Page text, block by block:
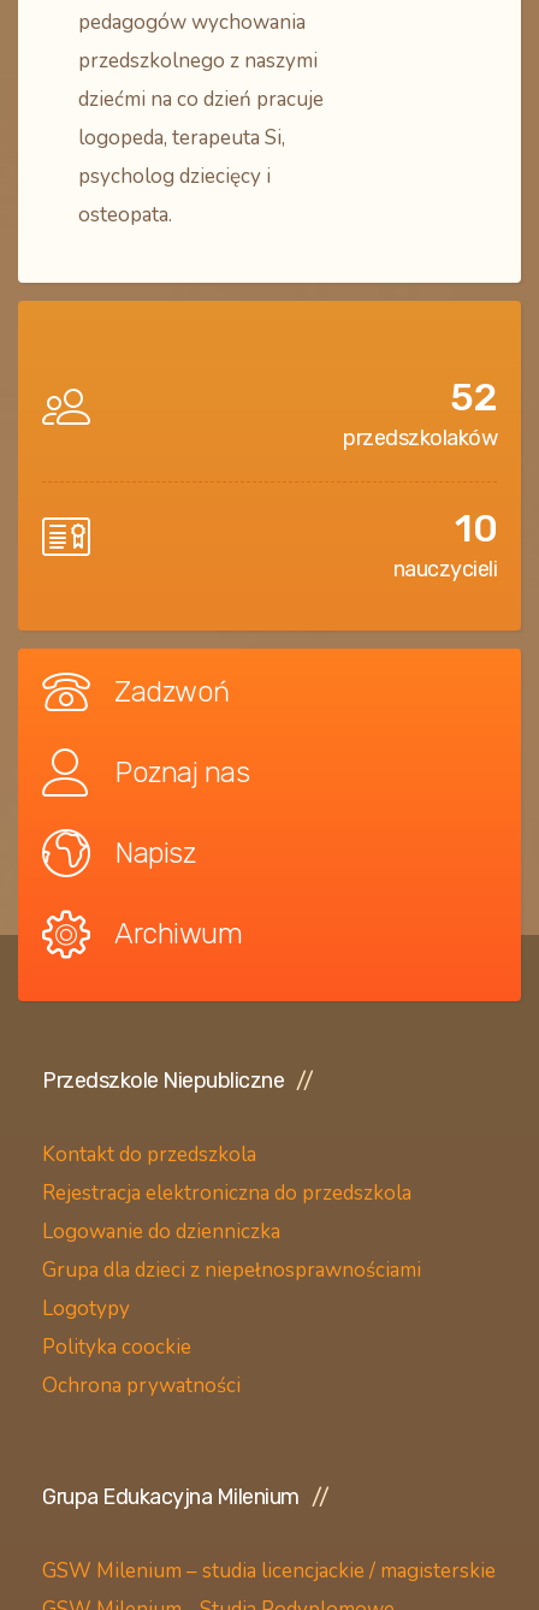
pedagogów wychowania
przedszkolnego z naszymi
dziećmi na co dzień pracuje
logopeda, terapeuta Si,
psycholog dziecięcy i
osteopata.
52
przedszkolaków
10
nauczycieli
Zadzwoń
Poznaj nas
Napisz
Archiwum
Przedszkole Niepubliczne
Kontakt do przedszkola
Rejestracja elektroniczna do przedszkola
Logowanie do dzienniczka
Grupa dla dzieci z niepełnosprawnościami
Logotypy
Polityka coockie
Ochrona prywatności
Grupa Edukacyjna Milenium
GSW Milenium – studia licencjackie / magisterskie